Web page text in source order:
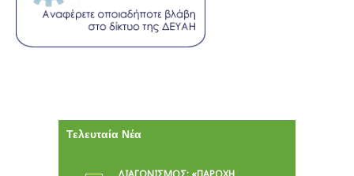
Τελευταία Νέα